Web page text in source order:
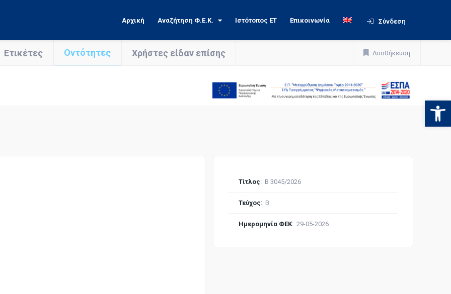
Σύνδεση
Αρχική Αναζήτηση Φ.Ε.Κ. Ιστότοπος ΕΤ Επικοινωνία
Ετικέτες Οντότητες Χρήστες είδαν επίσης Αποθήκευση
Τίτλος: Β 3045/2026
Τεύχος: Β
Ημερομηνία ΦΕΚ: 29-05-2026